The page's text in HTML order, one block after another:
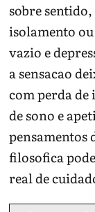
sobre
isolamento
vazio e
a sensacao
com perda de
de sono e
pensamentos
filosofica
real de